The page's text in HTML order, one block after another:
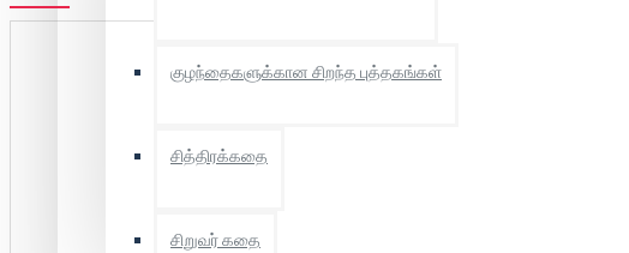
குழந்தைகளுக்கான சிறந்த புத்தகங்கள்
சித்திரக்கதை
சிறுவர் கதை